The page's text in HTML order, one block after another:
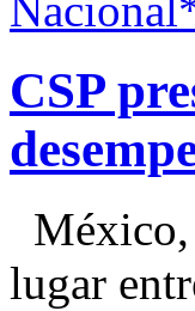
CSP
México,
lugar